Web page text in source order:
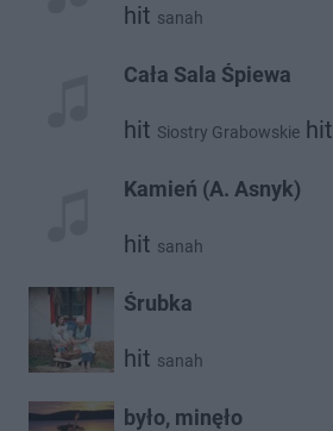
hit sanah
Cała Sala Śpiewa
hit Siostry Grabowskie hit
Kamień (A. Asnyk)
hit sanah
Śrubka
hit sanah
było, minęło